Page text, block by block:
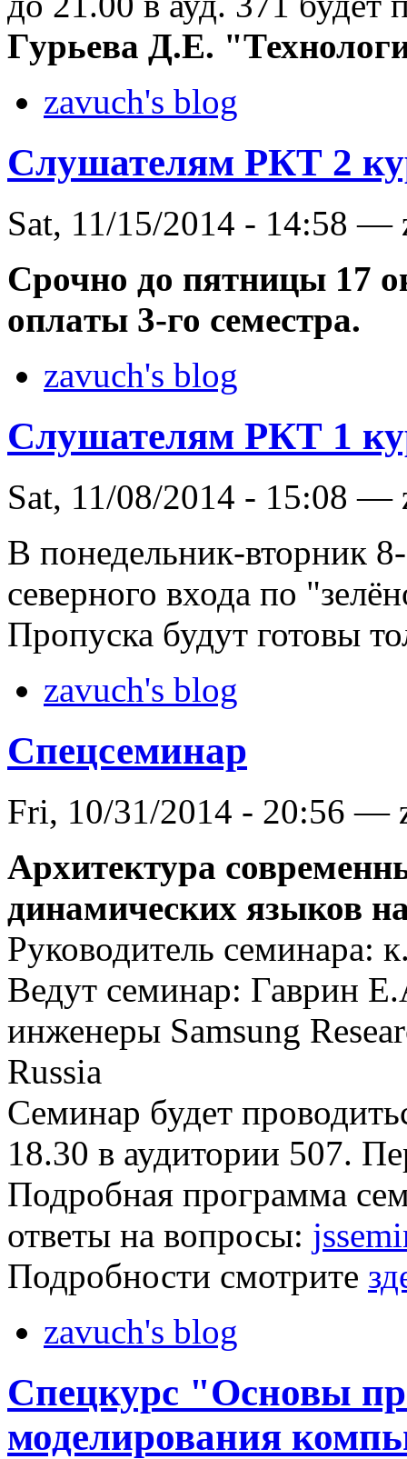
Гурьева Д.Е.
zavuch's blog
Слушателям РКТ 2
Sat, 11/15/2014 - 14:58 —
Срочно до пятницы 17
оплаты 3-го семестра.
zavuch's blog
Слушателям РКТ 1
Sat, 11/08/2014 - 15:08 —
В понедельник-вторник
северного входа по
Пропуска будут готовы
zavuch's blog
Спецсеминар
Fri, 10/31/2014 - 20:56 —
Архитектура
динамических языков
Руководитель семинара:
Ведут семинар: Гаврин
инженеры Samsung
Russia
Семинар будет
18.30 в аудитории 507.
Подробная программа
ответы на вопросы:
Подробности смотрите
zavuch's blog
Спецкурс "Основы
моделирования